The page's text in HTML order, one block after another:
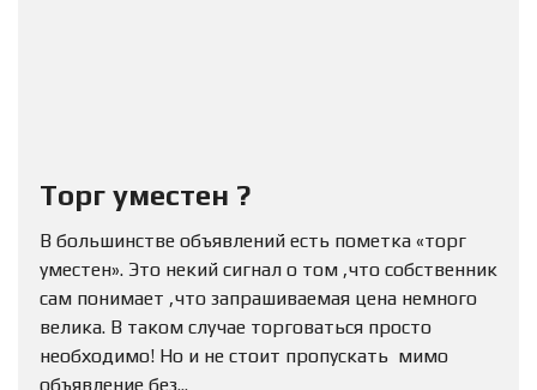
Торг уместен ?
В большинстве объявлений есть пометка «торг
уместен». Это некий сигнал о том ,что собственник
сам понимает ,что запрашиваемая цена немного
велика. В таком случае торговаться просто
необходимо! Но и не стоит пропускать мимо
объявление без...